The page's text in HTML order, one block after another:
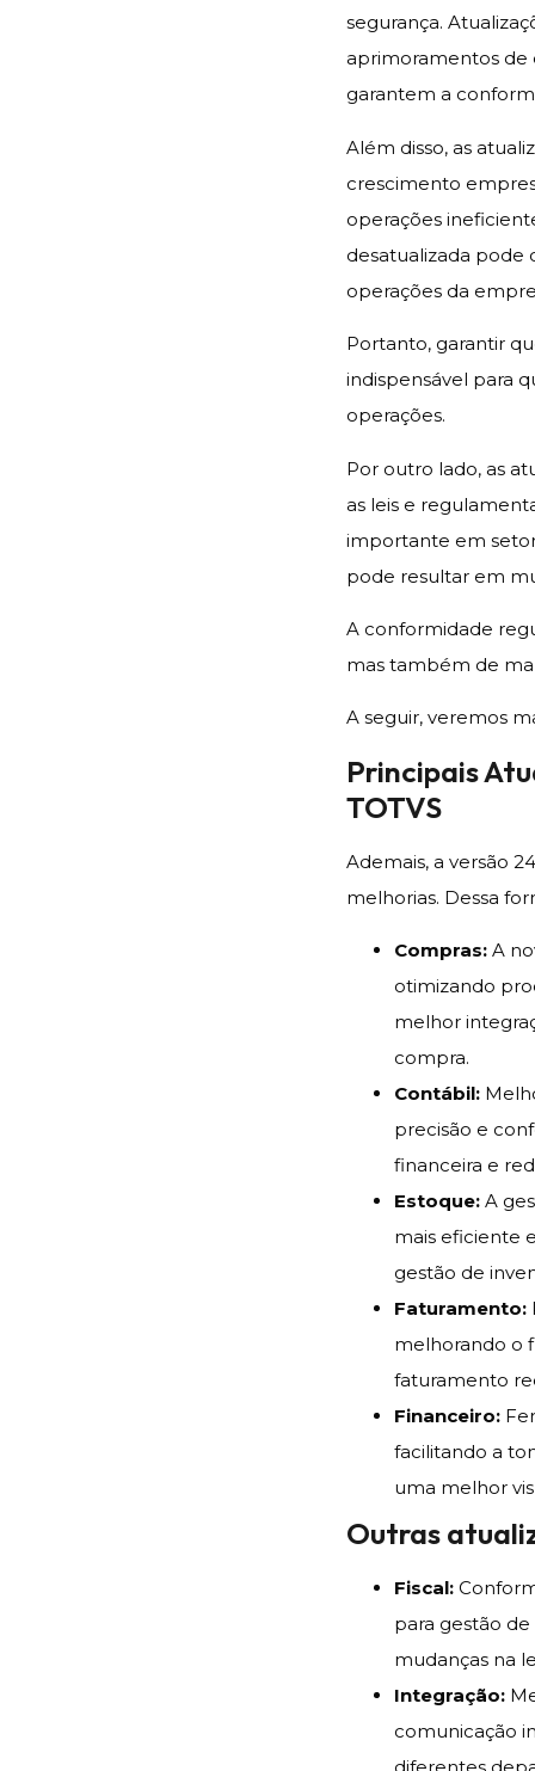
segurança.
aprimoramentos de
garantem a
Além disso, as
crescimento
operações
desatualizada pode
operações da
Portanto, garantir
indispensável para
operações.
Por outro lado, as
as leis e
importante em
pode resultar em
A conformidade
mas também de
A seguir, veremos
Principais
TOTVS
Ademais, a versão
melhorias. Dessa
Compras: A
otimizando
melhor
compra.
Contábil:
precisão e
financeira e
Estoque: A
mais eficiente
gestão de
Faturamento:
melhorando o
faturamento
Financeiro:
facilitando a
uma melhor
Outras
Fiscal:
para gestão
mudanças na
Integração:
comunicação